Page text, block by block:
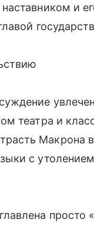
и
театра и
Макрона
с
просто